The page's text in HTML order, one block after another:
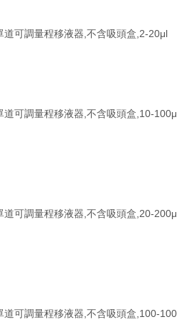
可調量程移液器,不含吸頭盒,2-20μl
可調量程移液器,不含吸頭盒,10-100μ
可調量程移液器,不含吸頭盒,20-200μ
可調量程移液器,不含吸頭盒,100-100